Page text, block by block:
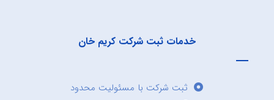
خدمات ثبت شرکت کریم خان
ثبت شرکت با مسئولیت محدود